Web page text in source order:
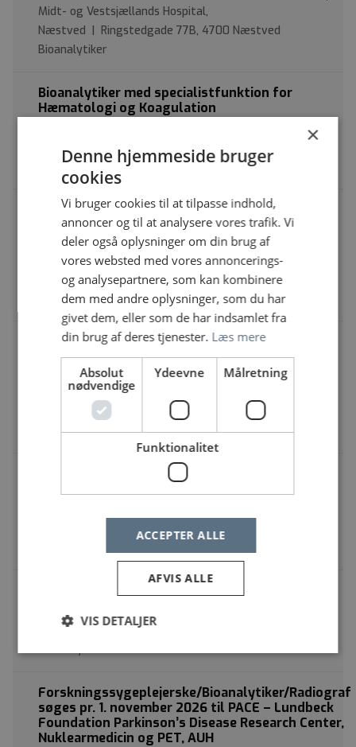
Midt- og Vestsjællands Hospital,
Næstved | Ringstedgade 77B, 4700 Næstved
Bioanalytiker
Bioanalytiker med specialistfunktion for
Hæmatologi og Koagulation
Gentofte
Bioanalytiker
Det immunologiske afsnit, Sygehus
Sønderjylland, Aabenraa søger 1-2 nye
bioanalytikere
Sygehus Sønderjylland, Aabenraa | Kresten Philipsens
Vej 15, 6200 Aabenraa
Bioanalytiker
Har du lyst til at arbejde med
blodprøvetagning og EKG sammen med
engagerede kolleger?
Sygehus Sønderjylland, Aabenraa | Kresten Philipsens
Vej 15, 6200 Aabenraa
Bioanalytiker
Bioanalytiker/laborant ved Klinisk Genetisk
Winsløws Vej 4, 5000 Odense C
Hvidovre Hospital | Kettegård Alle 30, 2650
Hvidovre
Bioanalytiker
Forskningssygeplejerske/Bioanalytiker/Radiograf
søges pr. 1. november 2026 til PACE – Lundbeck
Foundation Parkinson’s Disease Research Center,
Nuklearmedicin og PET, AUH
×
Denne hjemmeside bruger
cookies
Vi bruger cookies til at tilpasse indhold,
annoncer og til at analysere vores trafik. Vi
deler også oplysninger om din brug af
vores websted med vores annoncerings-
og analysepartnere, som kan kombinere
dem med andre oplysninger, som du har
givet dem, eller som de har indsamlet fra
din brug af deres tjenester. Læs mere
Absolut
nødvendige
Ydeevne Målretning
Funktionalitet
ACCEPTER ALLE
AFVIS ALLE
VIS DETALJER